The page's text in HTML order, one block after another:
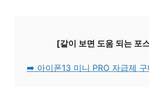
[같이 보면 도움 되는 포
➡️ 아이폰13 미니 PRO 자급제 구